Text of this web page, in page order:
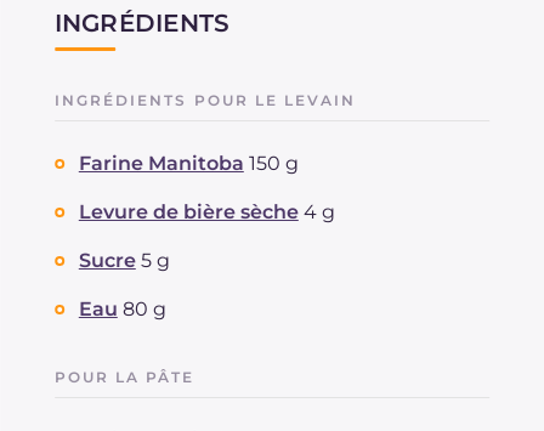
INGRÉDIENTS
INGRÉDIENTS POUR LE LEVAIN
Farine Manitoba 150 g
Levure de bière sèche 4 g
Sucre 5 g
Eau 80 g
POUR LA PÂTE